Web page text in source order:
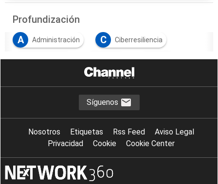
Profundización
A
Administración C Ciberresiliencia
C continuidad D datos F fuga
I interrupciones
M P
R Ransomware R recuperación
redundancia R resiliencia
S Salud S servicios T Transporte
Síguenos
Nosotros Etiquetas Rss Feed
Aviso Legal
Privacidad
Cookie Cookie Center